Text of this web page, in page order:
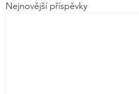
Nejnovější příspěvky